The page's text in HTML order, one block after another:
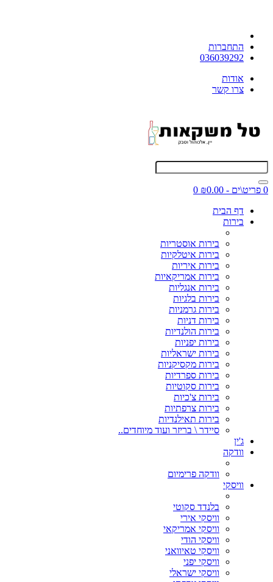
התחברות
036039292
אודות
צרו קשר
0 פריט\ים - ₪0.00
0
דף הבית
בירות
בירות אוסטריות
בירות איטלקיות
בירות איריות
בירות אמריקאיות
בירות אנגליות
בירות בלגיות
בירות גרמניות
בירות דניות
בירות הולנדיות
בירות יפניות
בירות ישראליות
בירות מקסיקניות
בירות ספרדיות
בירות סקוטיות
בירות צ'כיות
בירות צרפתיות
בירות תאילנדיות
סיידר \ בריזר ועוד מיוחדים..
ג'ין
וודקה
וודקה פרימיום
וויסקי
בלנדד סקוטי
וויסקי אירי
וויסקי אמריקאי
וויסקי הודי
וויסקי טאיוואני
וויסקי יפני
וויסקי ישראלי